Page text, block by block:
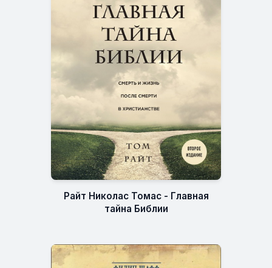
Райт Николас Томас - Главная
тайна Библии